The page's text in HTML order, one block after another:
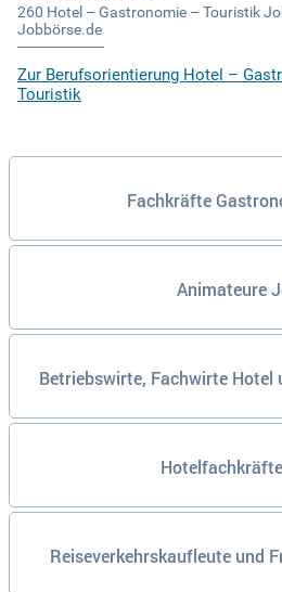
260 Hotel – Gastronomie – Touristik
Jobbörse.de
Zur Berufsorientierung Hotel –
Touristik
Fachkräfte
Animateure
Betriebswirte, Fachwirte
Reiseverkehrskaufleute und